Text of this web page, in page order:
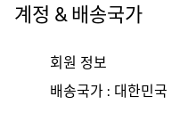
계정 & 배송국가
회원 정보
배송국가 : 대한민국